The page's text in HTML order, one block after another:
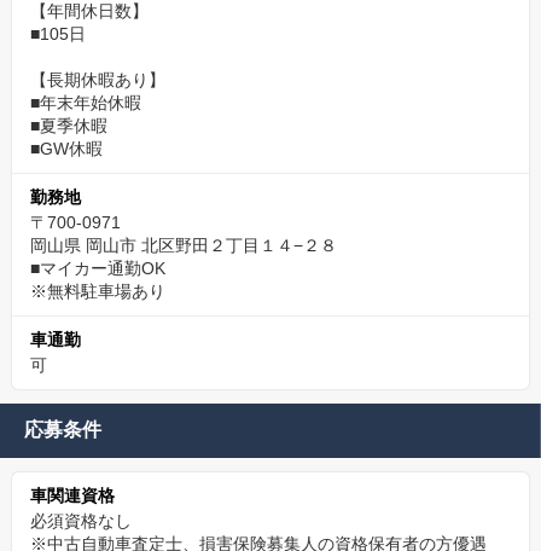
【年間休日数】
■105日
【長期休暇あり】
■年末年始休暇
■夏季休暇
■GW休暇
勤務地
〒700-0971
岡山県 岡山市 北区野田２丁目１４−２８
■マイカー通勤OK
※無料駐車場あり
車通勤
可
応募条件
車関連資格
必須資格なし
※中古自動車査定士、損害保険募集人の資格保有者の方優遇